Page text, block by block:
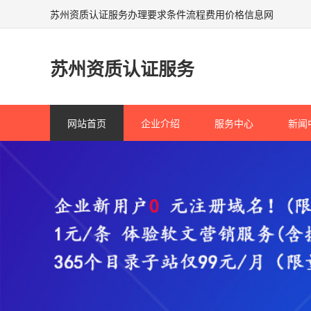
苏州资质认证服务办理要求条件流程费用价格信息网
苏州资质认证服务
网站首页 企业介绍 服务中心 新闻